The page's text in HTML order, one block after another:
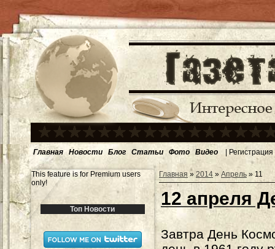
Главная Новости Блог Статьи Фото Видео | Регистрация
This feature is for Premium users
only!
Топ Новости
Главная » 2014 » Апрель » 11
12 апреля
Завтра День